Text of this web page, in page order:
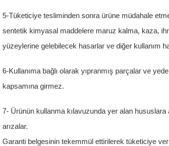
5-Tüketiciye tesliminden sonra ürüne müdahale
sentetik kimyasal maddelere maruz kalma, kaza,
yüzeylerine gelebilecek hasarlar ve diğer kullanım
6-Kullanıma bağlı olarak yıpranmış parçalar ve
kapsamına girmez.
7- Ürünün kullanma kılavuzunda yer alan hususlara
arızalar.
Garanti belgesinin tekemmül ettirilerek tüketiciye